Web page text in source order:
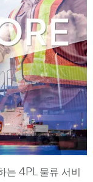
는 4PL 물류 서비